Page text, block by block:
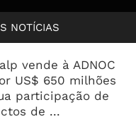
NOTÍCIAS
vende à ADNOC
US$ 650 milhões
participação de
de ...
Mas Crédito,
Aceleração
Entram Numa